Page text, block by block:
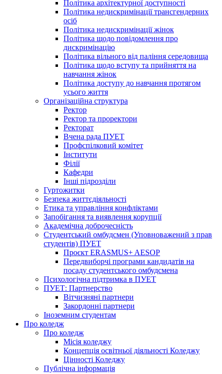
Політика архітектурної доступності
Політика недискримінації трансгендерних
осіб
Політика недискримінації жінок
Політика щодо повідомлення про
дискримінацію
Політика вільного від паління середовища
Політика щодо вступу та прийняття на
навчання жінок
Політика доступу до навчання протягом
усього життя
Організаційна структура
Ректор
Ректор та проректори
Ректорат
Вчена рада ПУЕТ
Профспілковий комітет
Інститути
Філії
Кафедри
Інші підрозділи
Гуртожитки
Безпека життєдіяльності
Етика та управління конфліктами
Запобігання та виявлення корупції
Академічна доброчесність
Студентський омбудсмен (Уповноважений з прав
студентів) ПУЕТ
Проєкт ERASMUS+ AESOP
Передвиборчі програми кандидатів на
посаду студентського омбудсмена
Психологічна підтримка в ПУЕТ
ПУЕТ: Партнерство
Вітчизняні партнери
Закордонні партнери
Іноземним студентам
Про коледж
Про коледж
Місія коледжу
Концепція освітньої діяльності Коледжу
Цінності Коледжу
Публічна інформація